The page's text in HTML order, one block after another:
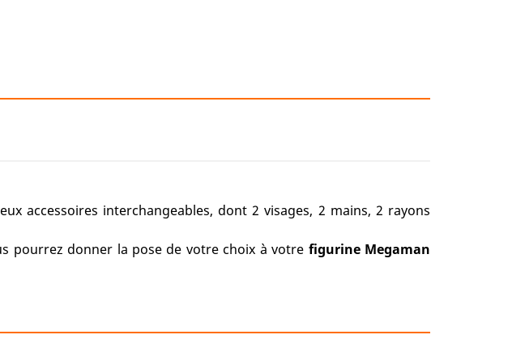
accessoires interchangeables, dont 2 visages, 2 mains, 2 rayons
pourrez donner la pose de votre choix à votre figurine Megaman